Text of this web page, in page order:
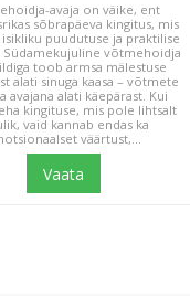
avaja on väike, ent
sõbrapäeva kingitus, mis
puudutuse ja praktilise
Südamekujuline võtmehoidja
toob armsa mälestuse
alati sinuga kaasa – võtmete
avajana alati käepärast. Kui
kingituse, mis pole lihtsalt
vaid kannab endas ka
väärtust,...
Vaata